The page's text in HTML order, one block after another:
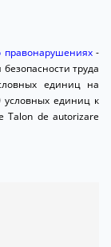
правонарушениях-
труда
единиц на
условных единиц к
Talon de autorizare